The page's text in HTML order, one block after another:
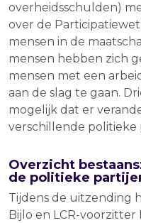
overheidsschulden)
over de
mensen in de
mensen hebben zich
mensen met een
aan de slag te gaan.
mogelijk dat er
verschillende politieke
Overzicht
de politieke
Tijdens de uitzending
Bijlo en LCR-voorzitter